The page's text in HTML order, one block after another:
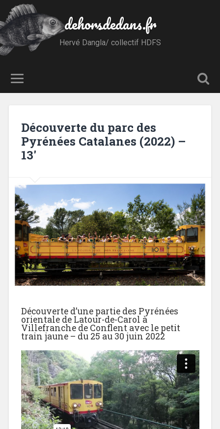
dehorsdedans.fr
Hervé Dangla/ collectif HDFS
Découverte du parc des
Pyrénées Catalanes (2022) –
13′
Découverte d’une partie des Pyrénées
orientale de Latour-de-Carol à
Villefranche de Conflent avec le petit
train jaune – du 25 au 30 juin 2022